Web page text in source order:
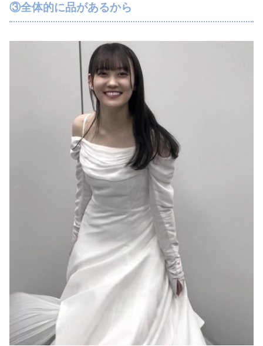
③全体的に品があるから